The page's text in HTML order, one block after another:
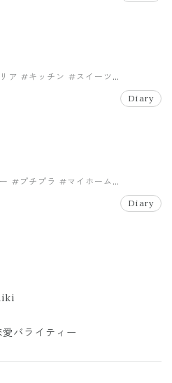
ア #キッチン #スイーツ
Diary
#プチプラ #マイホーム
Diary
愛バライティー